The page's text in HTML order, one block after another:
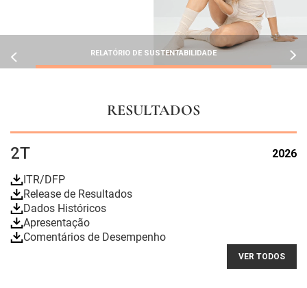
RELATÓRIO DE SUSTENTABILIDADE
RESULTADOS
2T 2026
ITR/DFP
Release de Resultados
Dados Históricos
Apresentação
Comentários de Desempenho
VER TODOS